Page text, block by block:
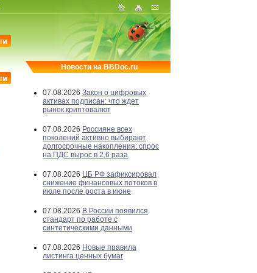
Новости на BBDoc.ru
07.08.2026 Закон о цифровых
активах подписан: что ждет
рынок криптовалют
07.08.2026 Россияне всех
поколений активно выбирают
долгосрочные накопления: спрос
на ПДС вырос в 2,6 раза
07.08.2026 ЦБ РФ зафиксировал
снижение финансовых потоков в
июле после роста в июне
07.08.2026 В России появился
стандарт по работе с
синтетическими данными
07.08.2026 Новые правила
листинга ценных бумаг